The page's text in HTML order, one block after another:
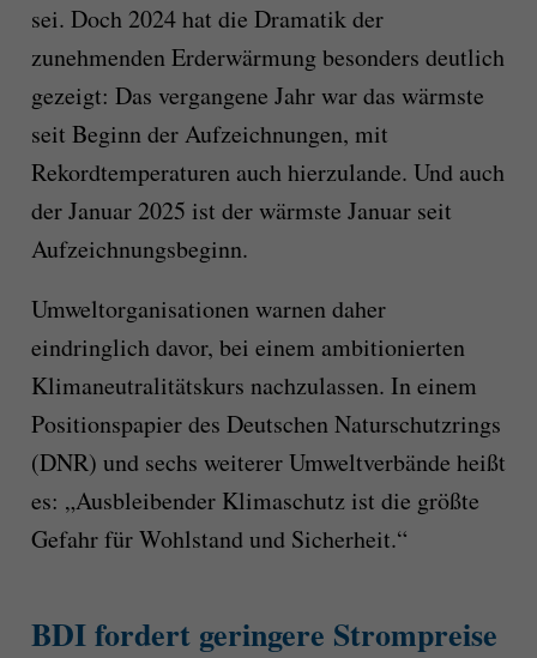
sei. Doch 2024 hat die Dramatik der
zunehmenden Erderwärmung besonders deutlich
gezeigt: Das vergangene Jahr war das wärmste
seit Beginn der Aufzeichnungen, mit
Rekordtemperaturen auch hierzulande. Und auch
der Januar 2025 ist der wärmste Januar seit
Aufzeichnungsbeginn.
Umweltorganisationen warnen daher
eindringlich davor, bei einem ambitionierten
Klimaneutralitätskurs nachzulassen. In einem
Positionspapier des Deutschen Naturschutzrings
(DNR) und sechs weiterer Umweltverbände heißt
es: „Ausbleibender Klimaschutz ist die größte
Gefahr für Wohlstand und Sicherheit.“
BDI fordert geringere Strompreise